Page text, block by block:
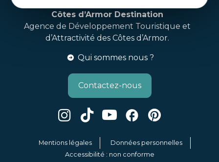
Côtes d’Armor Destination
Agence de Développement Touristique et
d’Attractivité des Côtes d’Armor.
Qui sommes nous ?
Contactez-nous
Mentions légales
Données personnelles
Accessibilité : non conforme